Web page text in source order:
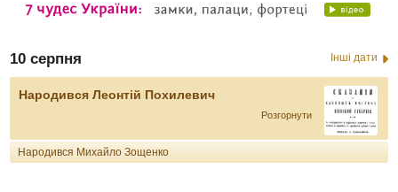
10 серпня Інші дати
Народився Леонтій Похилевич
Розгорнути
Народився Михайло Зощенко